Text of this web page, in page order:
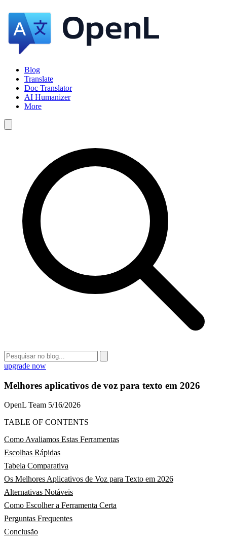
Blog
Translate
Doc Translator
AI Humanizer
More
upgrade now
Melhores aplicativos de voz para texto em 2026
OpenL Team 5/16/2026
TABLE OF CONTENTS
Como Avaliamos Estas Ferramentas
Escolhas Rápidas
Tabela Comparativa
Os Melhores Aplicativos de Voz para Texto em 2026
Alternativas Notáveis
Como Escolher a Ferramenta Certa
Perguntas Frequentes
Conclusão